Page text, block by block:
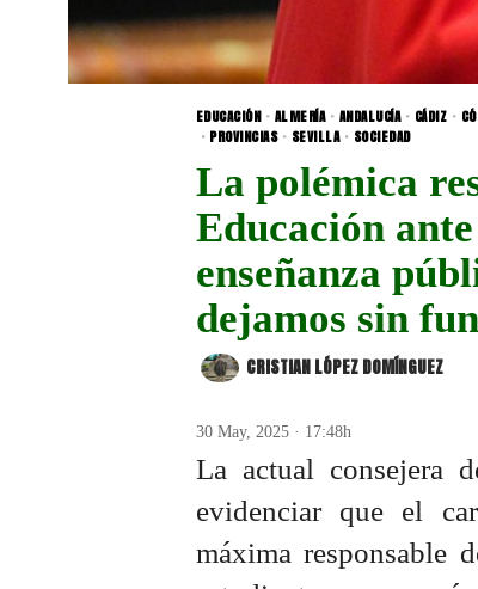
EDUCACIÓN · ALMERÍA · ANDALUCÍA · CÁDIZ ·
· PROVINCIAS · SEVILLA · SOCIEDAD
La polémica
Educación
enseñanza
dejamos sin
CRISTIAN LÓPEZ DOMÍNGUEZ
30 May, 2025 · 17:48h
La actual consejera
evidenciar que el
máxima responsable